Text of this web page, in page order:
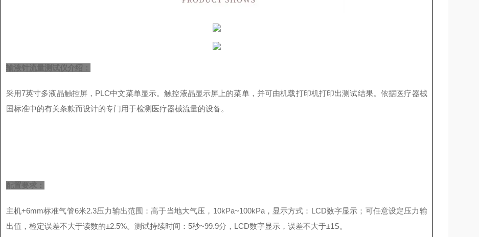
输液针流量测试仪介绍：
采用7英寸多液晶触控屏，PLC中文菜单显示。触控液晶显示屏上的菜单，并可由机载打印机打印出测试结果。依据医疗器械
国标准中的有关条款而设计的专门用于检测医疗器械流量的设备。
配置要求：
主机+6mm标准气管6米2.3压力输出范围：高于当地大气压，10kPa~100kPa，显示方式：LCD数字显示；可任意设定压力输
出值，检定误差不大于读数的±2.5%。测试持续时间：5秒~99.9分，LCD数字显示，误差不大于±1S。